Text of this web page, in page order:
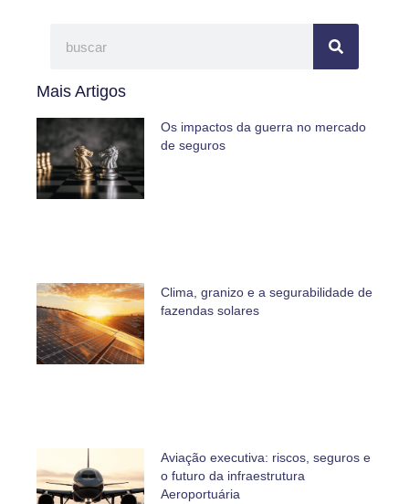
Mais Artigos
Os impactos da guerra no mercado
de seguros
Clima, granizo e a segurabilidade de
fazendas solares
Aviação executiva: riscos, seguros e
o futuro da infraestrutura
Aeroportuária